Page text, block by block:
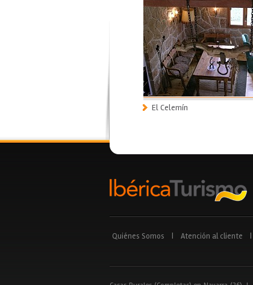
El Celemín
Quiénes Somos Atención al cliente